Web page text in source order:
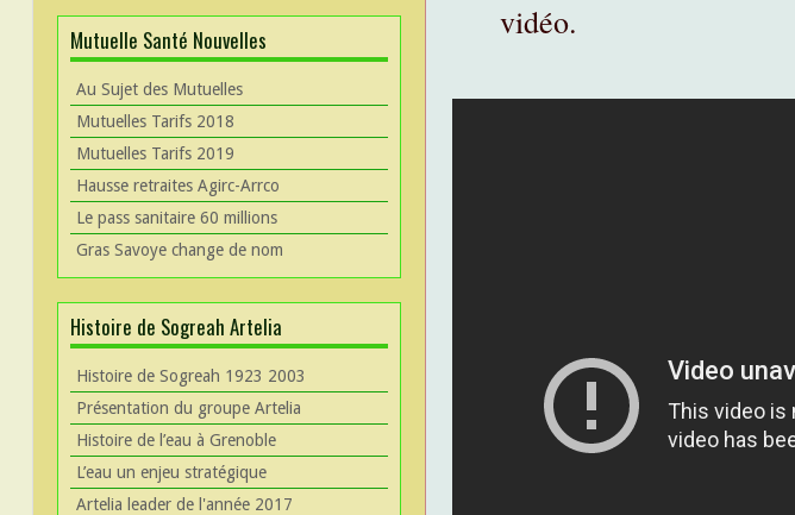
Mutuelle Santé Nouvelles
Au Sujet des Mutuelles
Mutuelles Tarifs 2018
Mutuelles Tarifs 2019
Hausse retraites Agirc-Arrco
Le pass sanitaire 60 millions
Gras Savoye change de nom
Histoire de Sogreah Artelia
Histoire de Sogreah 1923 2003
Présentation du groupe Artelia
Histoire de l’eau à Grenoble
L’eau un enjeu stratégique
Artelia leader de l'année 2017
vidéo.